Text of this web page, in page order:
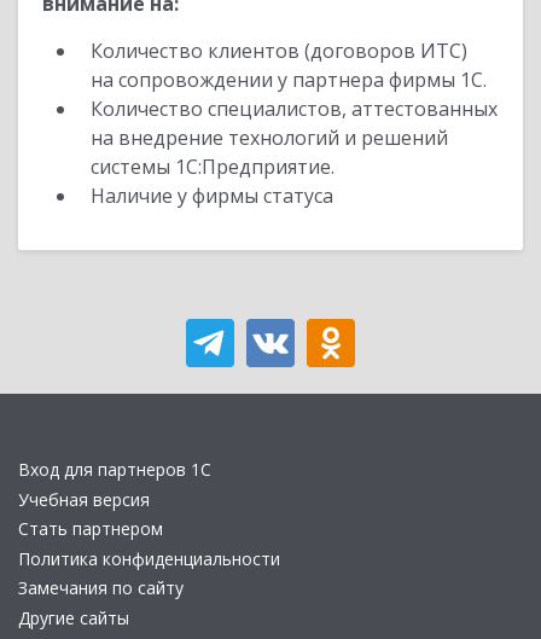
Количество клиентов (договоров ИТС)
на сопровождении у партнера фирмы 1С.
Количество специалистов, аттестованных
на внедрение технологий и решений
системы 1С:Предприятие.
Наличие у фирмы статуса
Вход для партнеров 1С
Учебная версия
Стать партнером
Политика конфиденциальности
Замечания по сайту
Другие сайты